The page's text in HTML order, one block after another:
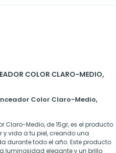
COLOR CLARO-MEDIO,
Color Claro-Medio,
Claro-Medio, de 15gr, es el producto
vida a tu piel, creando una
durante todo el año. Este producto
luminosidad elegante y un brillo